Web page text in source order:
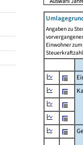
Angaben zu
Einwohner